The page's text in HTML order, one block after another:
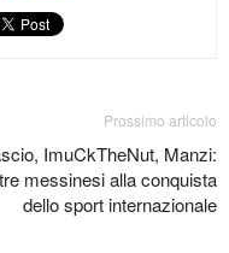
Prossimo articolo
ImuCkTheNut, Manzi:
tre messinesi alla conquista
dello sport internazionale